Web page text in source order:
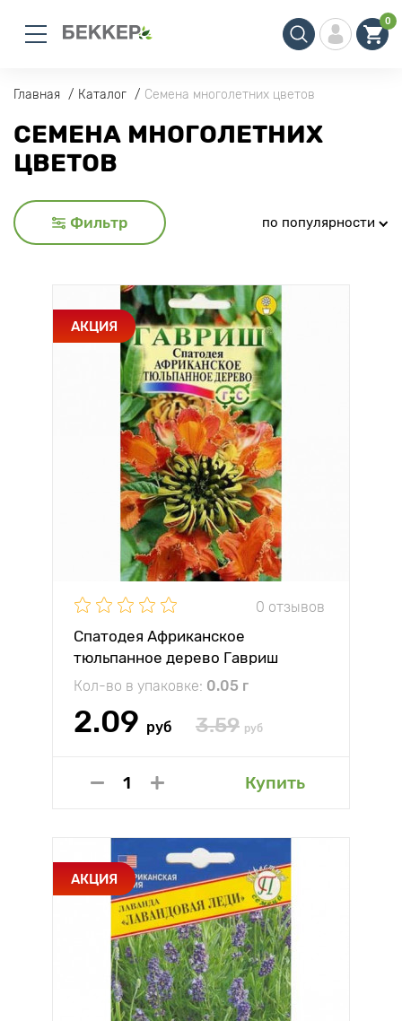
0
Главная Каталог Семена многолетних цветов
СЕМЕНА МНОГОЛЕТНИХ
ЦВЕТОВ
Фильтр по популярности
АКЦИЯ
0 отзывов
Спатодея Африканское
тюльпанное дерево Гавриш
Кол-во в упаковке: 0.05 г
2.09 руб 3.59 руб
Купить
АКЦИЯ